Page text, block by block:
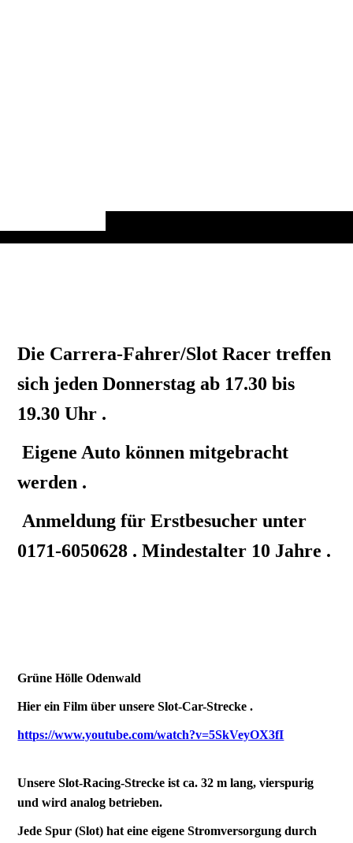
Die Carrera-Fahrer/Slot Racer treffen
sich jeden Donnerstag ab 17.30 bis
19.30 Uhr .
Eigene Auto können mitgebracht
werden .
Anmeldung für Erstbesucher unter
0171-6050628 . Mindestalter 10 Jahre .
Grüne Hölle Odenwald
Hier ein Film über unsere Slot-Car-Strecke .
https://www.youtube.com/watch?v=5SkVeyOX3fI
Unsere Slot-Racing-Strecke ist ca. 32 m lang, vierspurig
und wird analog betrieben.
Jede Spur (Slot) hat eine eigene Stromversorgung durch